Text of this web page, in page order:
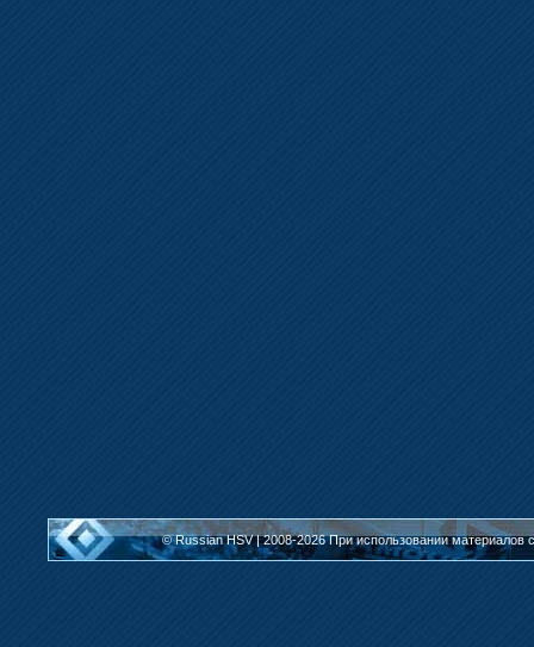
© Russian HSV | 2008-2026При использовании материалов